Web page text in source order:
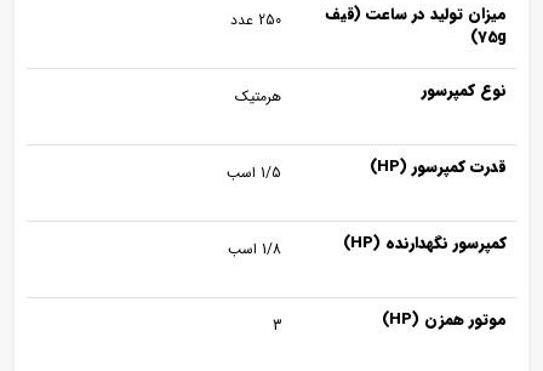
میزان تولید در ساعت (قیف
75g)
250 عدد
نوع کمپرسور هرمتیک
قدرت کمپرسور (HP) 1/5 اسب
کمپرسور نگهدارنده (HP) 1/8 اسب
موتور همزن (HP) 3